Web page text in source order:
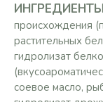
ИНГРЕДИЕНТЫ
происхождения
растительных
гидролизат
соевое масло,